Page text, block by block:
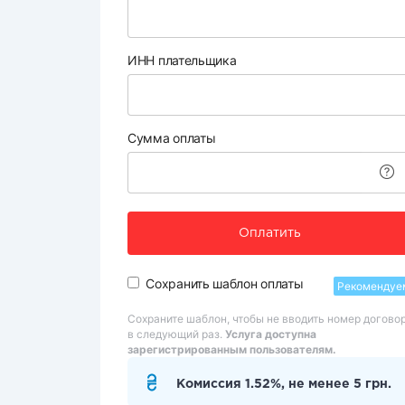
ИНН плательщика
Сумма оплаты
Оплатить
Сохранить шаблон оплаты
Сохраните шаблон, чтобы не вводить номер
в следующий раз. Услуга доступна
зарегистрированным пользователям.
Комиссия 1.52%, не менее 5 грн.